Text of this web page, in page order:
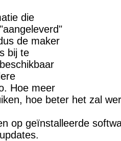
die
de maker
bij te
Hoe meer
hoe beter het zal
op geïnstalleerde